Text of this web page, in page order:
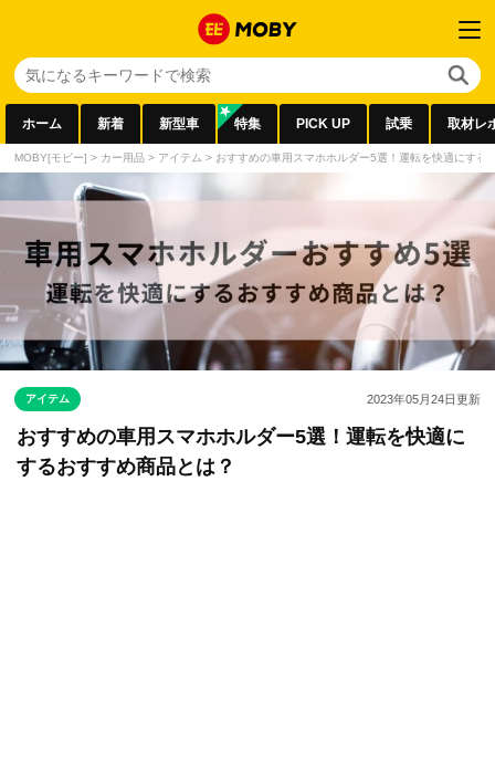
ホーム 新着 新型車 特集 PICK UP 試乗 取材レ
MOBY[モビー] > カー用品 > アイテム > おすすめの車用スマホホルダー5選！運転を快適にする
アイテム 2023年05月24日更新
おすすめの車用スマホホルダー5選！運転を快適に
するおすすめ商品とは？